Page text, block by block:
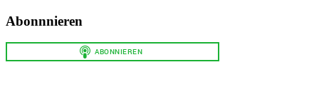
Abonnnieren